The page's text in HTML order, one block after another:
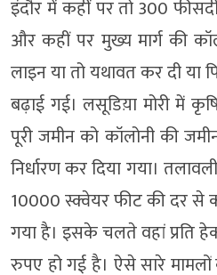
इंदौर में कहीं पर तो 300
और कहीं पर मुख्य मार्ग की
लाइन या तो यथावत कर दी
बढ़ाई गई। लसूडिय़ा मोरी में
पूरी जमीन को कॉलोनी की
निर्धारण कर दिया गया।
10000 स्क्वेयर फीट की दर से
गया है। इसके चलते वहां प्रति
रुपए हो गई है। ऐसे सारे